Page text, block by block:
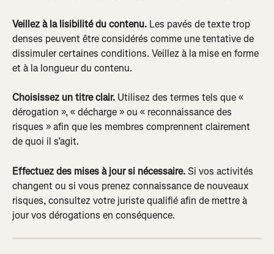
Veillez à la lisibilité du contenu. Les pavés de texte trop
denses peuvent être considérés comme une tentative de
dissimuler certaines conditions. Veillez à la mise en forme
et à la longueur du contenu.
Choisissez un titre clair. Utilisez des termes tels que «
dérogation », « décharge » ou « reconnaissance des
risques » afin que les membres comprennent clairement
de quoi il s’agit.
Effectuez des mises à jour si nécessaire. Si vos activités
changent ou si vous prenez connaissance de nouveaux
risques, consultez votre juriste qualifié afin de mettre à
jour vos dérogations en conséquence.